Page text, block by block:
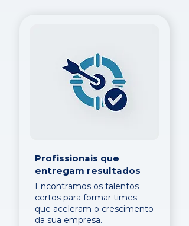
Profissionais que
entregam resultados
Encontramos os talentos
certos para formar times
que aceleram o crescimento
da sua empresa.